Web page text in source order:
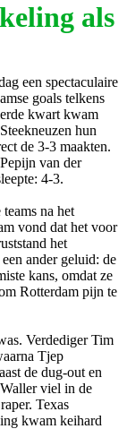
als
een spectaculaire
goals telkens
kwart kwam
hun
de 3-3 maakten.
van der
4-3.
na het
vond dat het voor
het
ander geluid: de
kans, omdat ze
Rotterdam pijn te
Verdediger Tim
Tjep
de dug-out en
viel in de
Texas
kwam keihard